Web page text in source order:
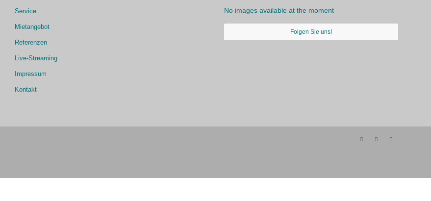
Service
Mietangebot
Referenzen
Live-Streaming
Impressum
Kontakt
No images available at the moment
Folgen Sie uns!